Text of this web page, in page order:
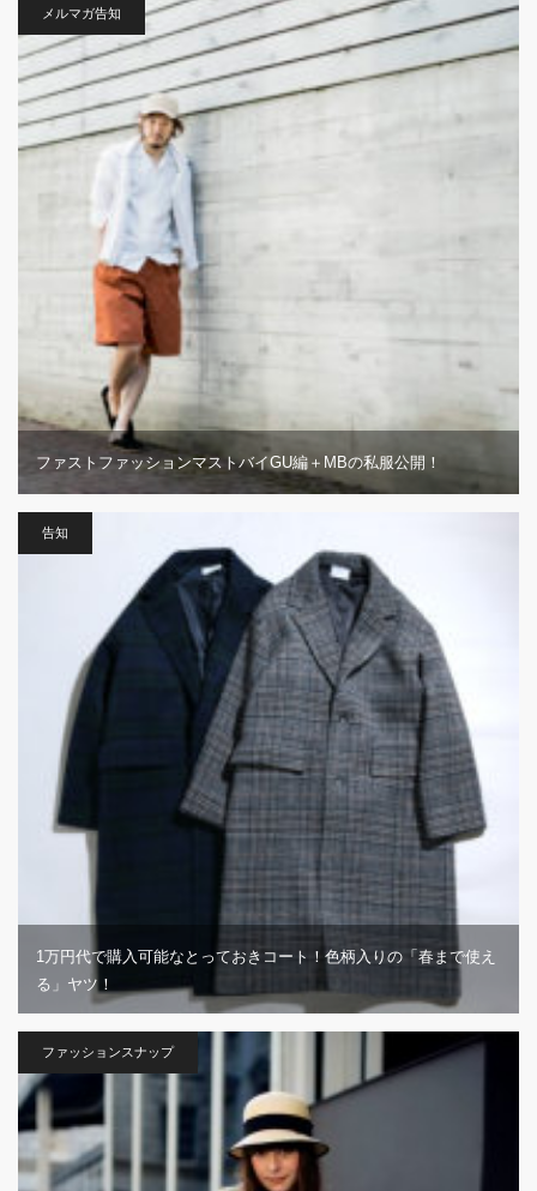
メルマガ告知
ファストファッションマストバイGU編＋MBの私服公開！
告知
1万円代で購入可能なとっておきコート！色柄入りの「春まで使え
る」ヤツ！
ファッションスナップ